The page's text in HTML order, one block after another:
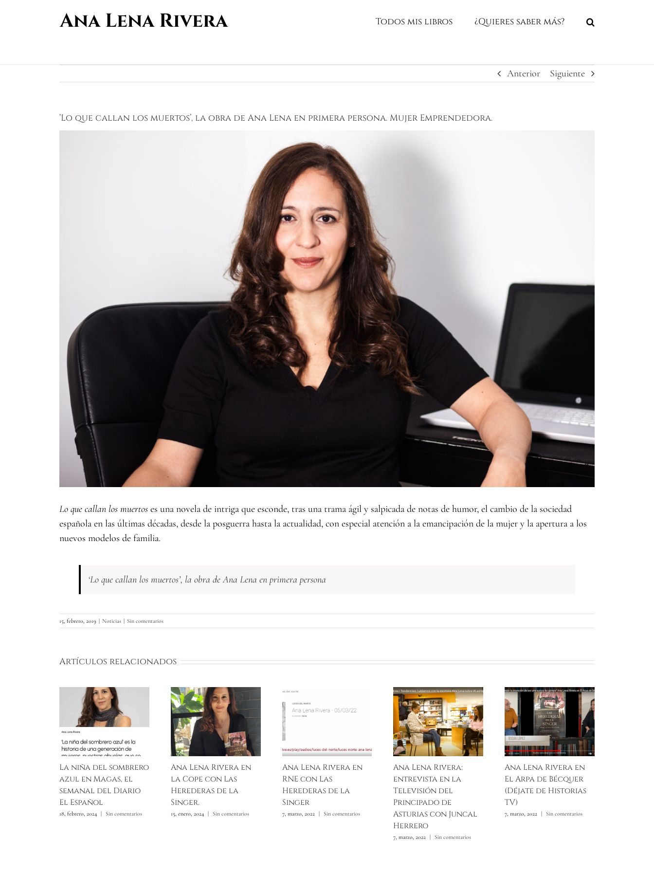
Todos mis libros ¿Quieres saber más?
Anterior Siguiente
‘Lo que callan los muertos’, la obra de Ana Lena en primera persona. Mujer Emprendedora.
Lo que callan los muertos es una novela de intriga que esconde, tras una trama ágil y salpicada de notas de humor, el cambio de la sociedad
española en las últimas décadas, desde la posguerra hasta la actualidad, con especial atención a la emancipación de la mujer y la apertura a los
nuevos modelos de familia.
‘Lo que callan los muertos’, la obra de Ana Lena en primera persona
15, febrero, 2019 Noticias Sin comentarios
Artículos relacionados
La niña del sombrero
azul en Magas, el
semanal del Diario
El Español
18, febrero, 2024 Sin comentarios
Ana Lena Rivera en
la Cope con Las
Herederas de la
Singer.
15, enero, 2024 Sin comentarios
Ana Lena Rivera en
RNE con Las
Herederas de la
Singer
7, marzo, 2022 Sin comentarios
Ana Lena Rivera:
entrevista en la
Televisión del
Principado de
Asturias con Juncal
Herrero
7, marzo, 2022 Sin comentarios
Ana Lena Rivera en
El Arpa de Bécquer
(Déjate de Historias
TV)
7, marzo, 2022 Sin comentarios